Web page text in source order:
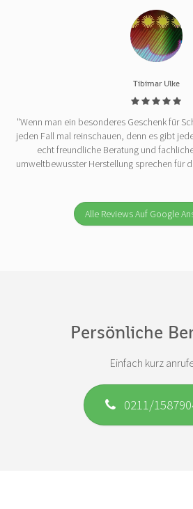
Tibimar Ulke
"Wenn man ein besonderes Geschenk für
jeden Fall mal reinschauen, denn es gibt
echt freundliche Beratung und
umweltbewusster Herstellung sprechen für
Alle Reviews Auf Google
Persönliche
Einfach kurz
0211/